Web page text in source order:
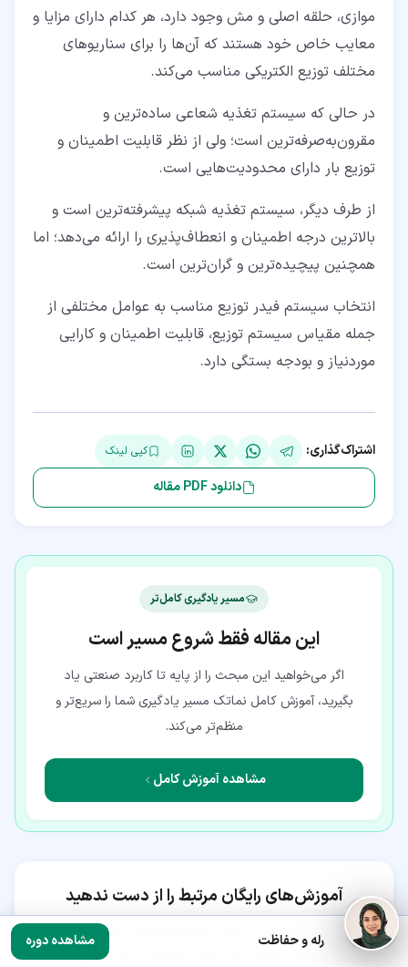
موازی، حلقه اصلی و مش وجود دارد، هر کدام دارای مزایا و
معایب خاص خود هستند که آن‌ها را برای سناریوهای
مختلف توزیع الکتریکی مناسب می‌کند.
در حالی‌ که سیستم تغذیه شعاعی ساده‌ترین و
مقرون‌به‌صرفه‌ترین است؛ ولی از نظر قابلیت اطمینان و
توزیع بار دارای محدودیت‌هایی است.
از طرف دیگر، سیستم تغذیه شبکه پیشرفته‌ترین است و
بالاترین درجه اطمینان و انعطاف‌پذیری را ارائه می‌دهد؛ اما
همچنین پیچیده‌ترین و گران‌ترین است.
انتخاب سیستم فیدر توزیع مناسب به عوامل مختلفی از
جمله مقیاس سیستم توزیع، قابلیت اطمینان و کارایی
موردنیاز و بودجه بستگی دارد.
اشتراک‌گذاری: کپی لینک
دانلود PDF مقاله
مسیر یادگیری کامل‌تر
این مقاله فقط شروع مسیر است
اگر می‌خواهید این مبحث را از پایه تا کاربرد صنعتی یاد
بگیرید، آموزش کامل نماتک مسیر یادگیری شما را سریع‌تر و
منظم‌تر می‌کند.
مشاهده آموزش کامل
آموزش‌های رایگان مرتبط را از دست ندهید
برای ثبت علاقه‌مندی و دریافت نمونه آموزش‌ها، مقاله‌های کاربردی
و پیشنهادهای مرتبط با این حوزه، ابتدا وارد حساب کاربری خود
رله و حفاظت مشاهده دوره